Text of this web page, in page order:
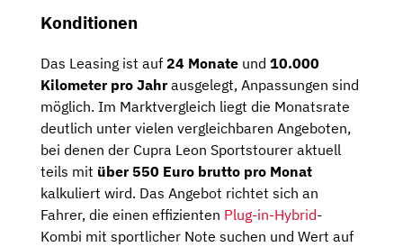
Konditionen
Das Leasing ist auf 24 Monate und 10.000
Kilometer pro Jahrausgelegt, Anpassungen sind
möglich. Im Marktvergleich liegt die Monatsrate
deutlich unter vielen vergleichbaren Angeboten,
bei denen der Cupra Leon Sportstourer aktuell
teils mit über 550 Euro brutto pro Monat
kalkuliert wird. Das Angebot richtet sich an
Fahrer, die einen effizienten Plug-in-Hybrid-
Kombi mit sportlicher Note suchen und Wert auf